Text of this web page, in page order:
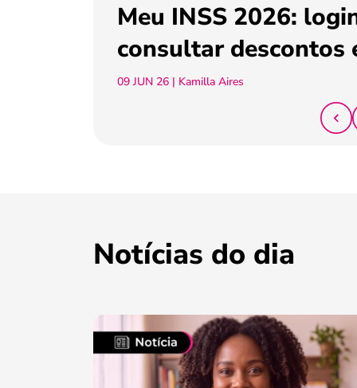
Meu INSS 2026:
consultar descontos
09 JUN 26 | Kamilla Aires
Notícias do dia